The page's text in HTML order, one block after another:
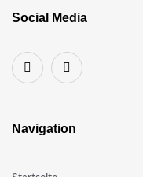
Social Media
Navigation